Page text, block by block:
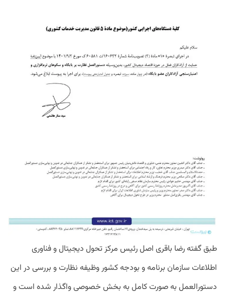
طبق گفته رضا باقری اصل رئیس مرکز تحول دیجیتال و فناوری
اطلاعات سازمان برنامه و بودجه کشوروظیفه نظارت و بررسی در این
دستورالعمل به صورت کامل به بخش خصوصی واگذار شده است و